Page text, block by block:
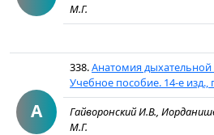
М.Г.
А
338.Анатомия дыхательной
Учебное пособие. 14-е изд.,
Гайворонский И.В.,
М.Г.